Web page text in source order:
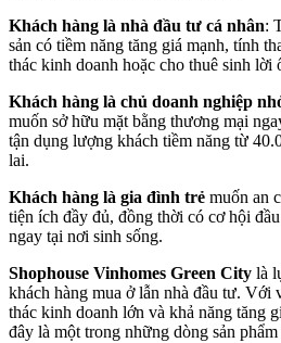
Khách hàng là nhà đầu tư cá nhân:
sản có tiềm năng tăng giá mạnh, tính
thác kinh doanh hoặc cho thuê sinh lời
Khách hàng là chủ doanh nghiệp
muốn sở hữu mặt bằng thương mại
tận dụng lượng khách tiềm năng từ
lai.
Khách hàng là gia đình trẻ muốn an
tiện ích đầy đủ, đồng thời có cơ hội
ngay tại nơi sinh sống.
Shophouse Vinhomes Green City là
khách hàng mua ở lẫn nhà đầu tư. Với
thác kinh doanh lớn và khả năng tăng
đây là một trong những dòng sản